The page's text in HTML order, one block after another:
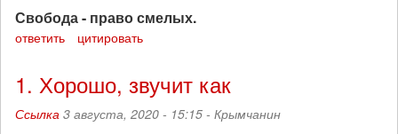
Свобода - право смелых.
ответить цитировать
1. Хорошо, звучит как
Ссылка 3 августа, 2020 - 15:15 - Крымчанин